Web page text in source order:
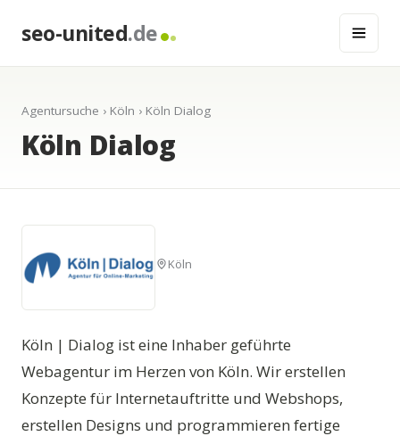
seo-united.de
Agentursuche › Köln › Köln Dialog
Köln Dialog
Köln
Köln | Dialog ist eine Inhaber geführte
Webagentur im Herzen von Köln. Wir erstellen
Konzepte für Internetauftritte und Webshops,
erstellen Designs und programmieren fertige